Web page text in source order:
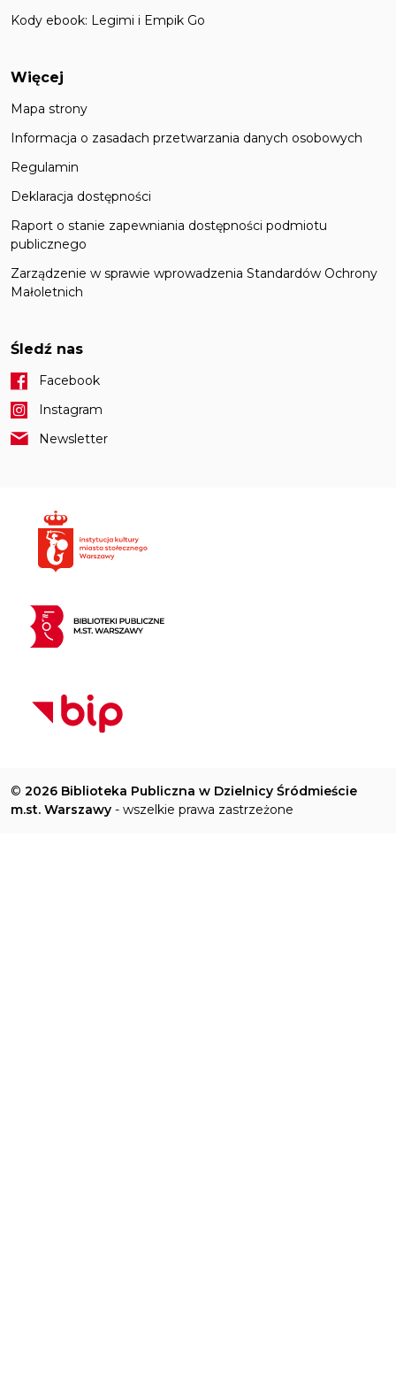
Kody ebook: Legimi i Empik Go
Więcej
Mapa strony
Informacja o zasadach przetwarzania danych osobowych
Regulamin
Deklaracja dostępności
Raport o stanie zapewniania dostępności podmiotu
publicznego
Zarządzenie w sprawie wprowadzenia Standardów Ochrony
Małoletnich
Śledź nas
Facebook
Instagram
Newsletter
© 2026 Biblioteka Publiczna w Dzielnicy Śródmieście
m.st. Warszawy - wszelkie prawa zastrzeżone